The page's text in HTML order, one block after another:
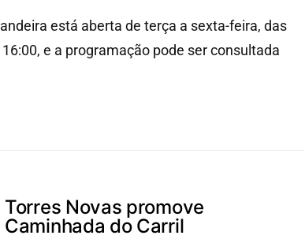
está aberta de terça a sexta-feira, das
e a programação pode ser consultada
Torres Novas promove
Caminhada do Carril